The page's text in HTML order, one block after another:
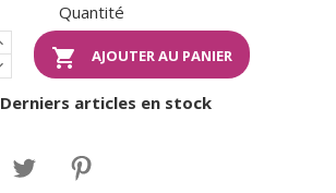
Quantité
 AJOUTER AU PANIER
Derniers articles en stock